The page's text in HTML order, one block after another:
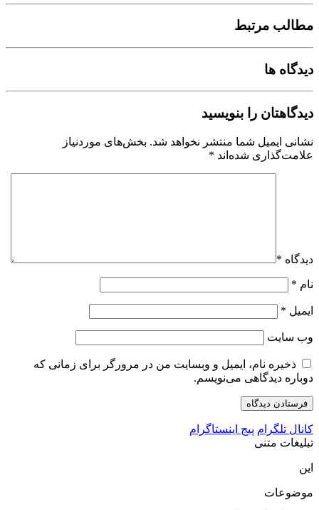
مطالب مرتبط
دیدگاه ها
دیدگاهتان را بنویسید
نشانی ایمیل شما منتشر نخواهد شد. بخش‌های موردنیاز
علامت‌گذاری شده‌اند *
دیدگاه *
نام *
ایمیل *
وب‌ سایت
ذخیره نام، ایمیل و وبسایت من در مرورگر برای زمانی که
دوباره دیدگاهی می‌نویسم.
کانال تلگرام پیج اینستاگرام
تبلیغات متنی
این
موضوعات